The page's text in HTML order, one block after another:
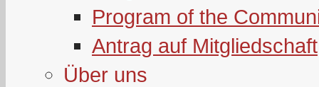
Program of the
Antrag auf Mitgliedschaft
Über uns